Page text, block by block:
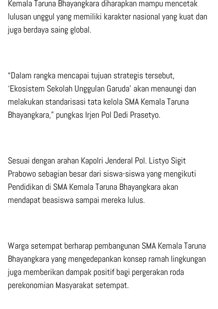
Kemala Taruna Bhayangkara diharapkan mampu mencetak
lulusan unggul yang memiliki karakter nasional yang kuat dan
juga berdaya saing global.
“Dalam rangka mencapai tujuan strategis tersebut,
‘Ekosistem Sekolah Unggulan Garuda’ akan menaungi dan
melakukan standarisasi tata kelola SMA Kemala Taruna
Bhayangkara,” pungkas Irjen Pol Dedi Prasetyo.
Sesuai dengan arahan Kapolri Jenderal Pol. Listyo Sigit
Prabowo sebagian besar dari siswa-siswa yang mengikuti
Pendidikan di SMA Kemala Taruna Bhayangkara akan
mendapat beasiswa sampai mereka lulus.
Warga setempat berharap pembangunan SMA Kemala Taruna
Bhayangkara yang mengedepankan konsep ramah lingkungan
juga memberikan dampak positif bagi pergerakan roda
perekonomian Masyarakat setempat.